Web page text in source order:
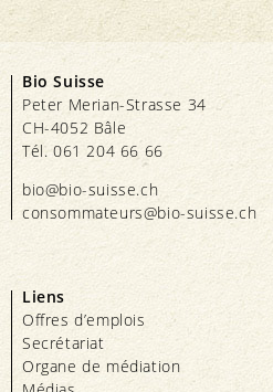
Bio Suisse
Peter Merian-Strasse 34
CH-4052 Bâle
Tél. 061 204 66 66
bio@bio-suisse.ch
consommateurs@bio-suisse.ch
Liens
Offres d’emplois
Secrétariat
Organe de médiation